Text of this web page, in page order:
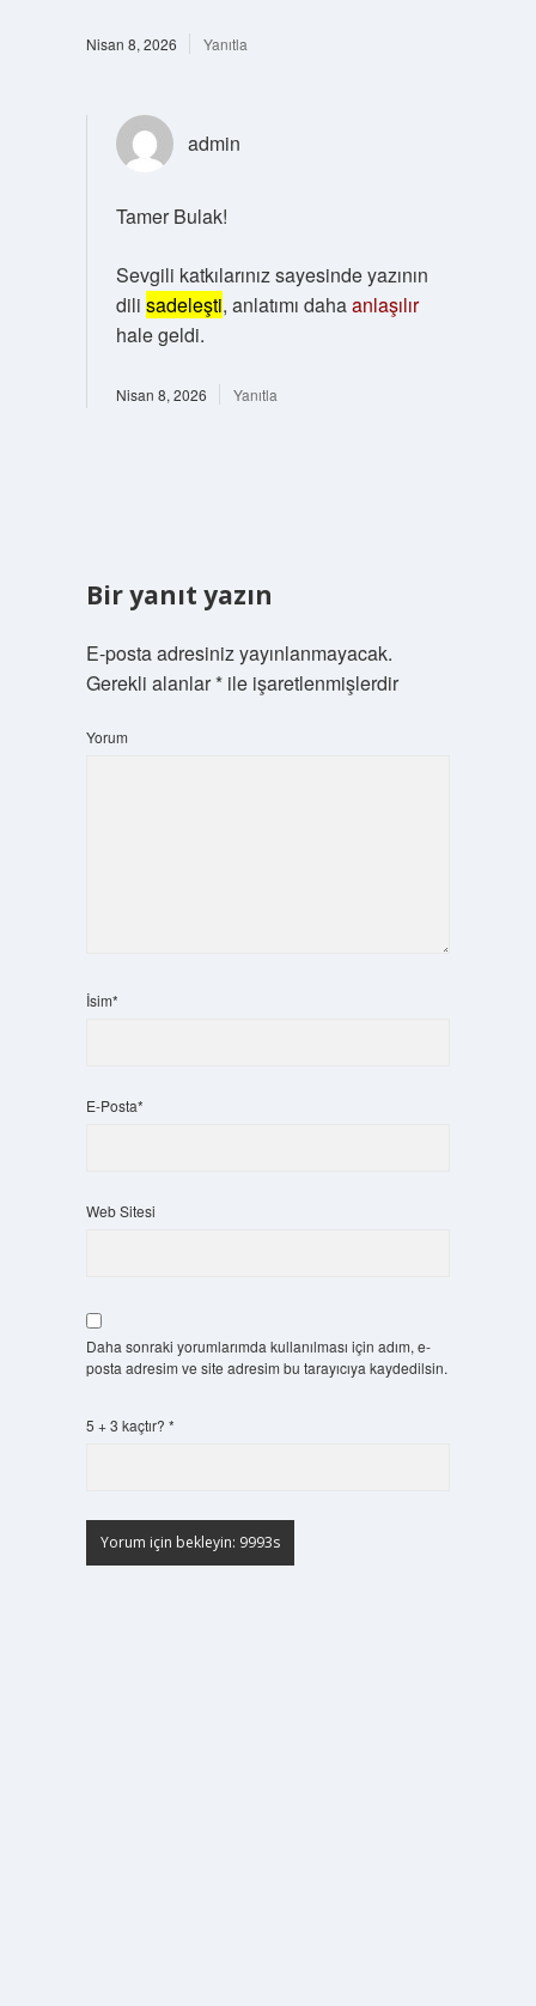
Nisan 8, 2026 Yanıtla
admin
Tamer Bulak!
Sevgili katkılarınız sayesinde yazının
dili sadeleşti, anlatımı dahaanlaşılır
hale geldi.
Nisan 8, 2026 Yanıtla
Bir yanıt yazın
E-posta adresiniz yayınlanmayacak.
Gerekli alanlar*ile işaretlenmişlerdir
Yorum
İsim*
E-Posta*
Web Sitesi
Daha sonraki yorumlarımda kullanılması için adım, e-
posta adresim ve site adresim bu tarayıcıya kaydedilsin.
5 + 3 kaçtır? *